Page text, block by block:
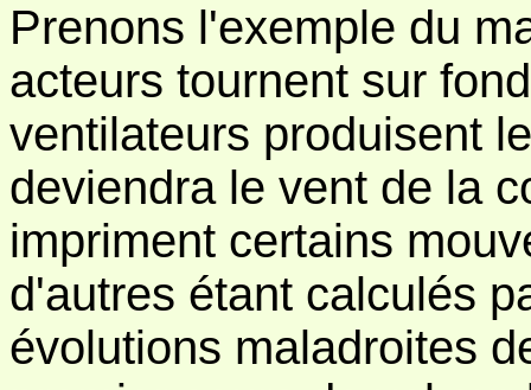
Prenons l'exemple du
acteurs tournent sur
ventilateurs produisent
deviendra le vent de la
impriment certains
d'autres étant calculés
évolutions maladroites